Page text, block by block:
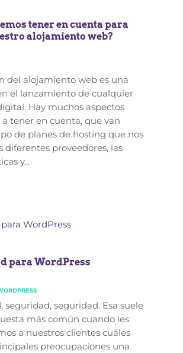
tener en cuenta para
alojamiento web?
del alojamiento web es una
el lanzamiento de cualquier
Hay muchos aspectos
tener en cuenta, que van
de planes de hosting que nos
diferentes proveedores, las
y...
para WordPress
seguridad, seguridad. Esa suele
más común cuando les
a nuestros clientes cuáles
preocupaciones una